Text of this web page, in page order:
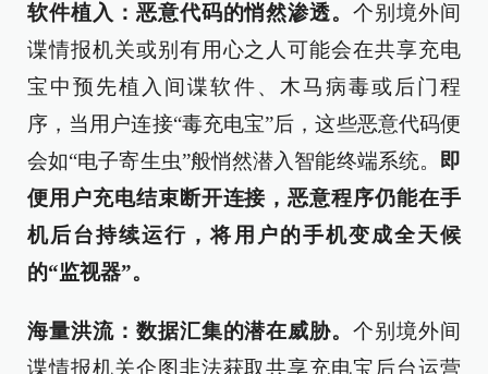
软件植入：恶意代码的悄然渗透。个别境外间
谍情报机关或别有用心之人可能会在共享充电
宝中预先植入间谍软件、木马病毒或后门程
序，当用户连接“毒充电宝”后，这些恶意代码便
会如“电子寄生虫”般悄然潜入智能终端系统。
即
便用户充电结束断开连接，恶意程序仍能在手
机后台持续运行，将用户的手机变成全天候
的“监视器”。
海量洪流：数据汇集的潜在威胁。个别境外间
谍情报机关企图非法获取共享充电宝后台运营